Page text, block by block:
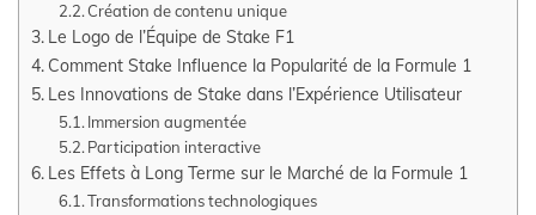
Création de contenu unique
Le Logo de l’Équipe de Stake F1
Comment Stake Influence la Popularité de la Formule 1
Les Innovations de Stake dans l’Expérience Utilisateur
Immersion augmentée
Participation interactive
Les Effets à Long Terme sur le Marché de la Formule 1
Transformations technologiques